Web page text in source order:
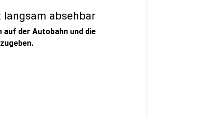
langsam absehbar
auf der Autobahn und die